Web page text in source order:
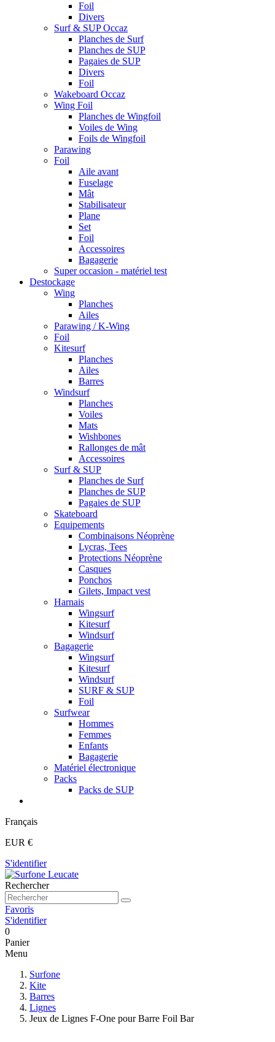
Foil
Divers
Surf & SUP Occaz
Planches de Surf
Planches de SUP
Pagaies de SUP
Divers
Foil
Wakeboard Occaz
Wing Foil
Planches de Wingfoil
Voiles de Wing
Foils de Wingfoil
Parawing
Foil
Aile avant
Fuselage
Mât
Stabilisateur
Plane
Set
Foil
Accessoires
Bagagerie
Super occasion - matériel test
Destockage
Wing
Planches
Ailes
Parawing / K-Wing
Foil
Kitesurf
Planches
Ailes
Barres
Windsurf
Planches
Voiles
Mats
Wishbones
Rallonges de mât
Accessoires
Surf & SUP
Planches de Surf
Planches de SUP
Pagaies de SUP
Skateboard
Equipements
Combinaisons Néoprène
Lycras, Tees
Protections Néoprène
Casques
Ponchos
Gilets, Impact vest
Harnais
Wingsurf
Kitesurf
Windsurf
Bagagerie
Wingsurf
Kitesurf
Windsurf
SURF & SUP
Foil
Surfwear
Hommes
Femmes
Enfants
Bagagerie
Matériel électronique
Packs
Packs de SUP
Français
EUR €
S'identifier
Rechercher
Favoris
S'identifier
0
Panier
Menu
Surfone
Kite
Barres
Lignes
Jeux de Lignes F-One pour Barre Foil Bar